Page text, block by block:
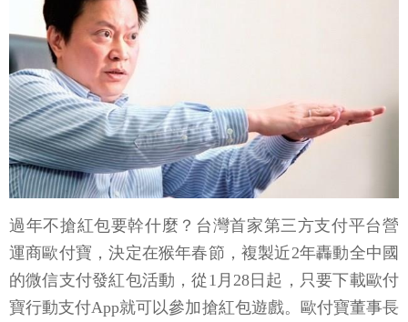
過年不搶紅包要幹什麼？台灣首家第三方支付平台營
運商歐付寶，決定在猴年春節，複製近2年轟動全中國
的微信支付發紅包活動，從1月28日起，只要下載歐付
寶行動支付App就可以參加搶紅包遊戲。歐付寶董事長